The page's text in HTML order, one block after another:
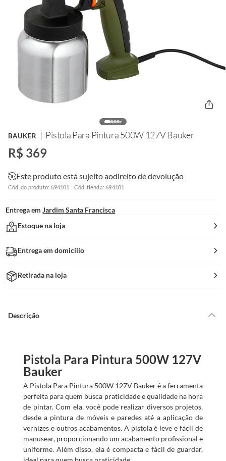
BAUKER Pistola Para Pintura 500W 127V Bauker
R$ 369
Este produto está sujeito aodireito de devolução
Cód. do produto: 694101 Cód. tienda: 694101
Entrega em Jardim Santa Francisca
Estoque na loja
Entrega em domicílio
Retirada na loja
Descrição
Pistola Para Pintura 500W 127V
Bauker
A Pistola Para Pintura 500W 127V Bauker é a ferramenta
perfeita para quem busca praticidade e qualidade na hora
de pintar. Com ela, você pode realizar diversos projetos,
desde a pintura de móveis e paredes até a aplicação de
vernizes e outros acabamentos. A pistola é leve e fácil de
manusear, proporcionando um acabamento profissional e
uniforme. Além disso, ela é compacta e fácil de guardar,